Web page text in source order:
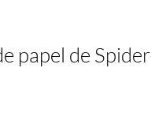
papel de